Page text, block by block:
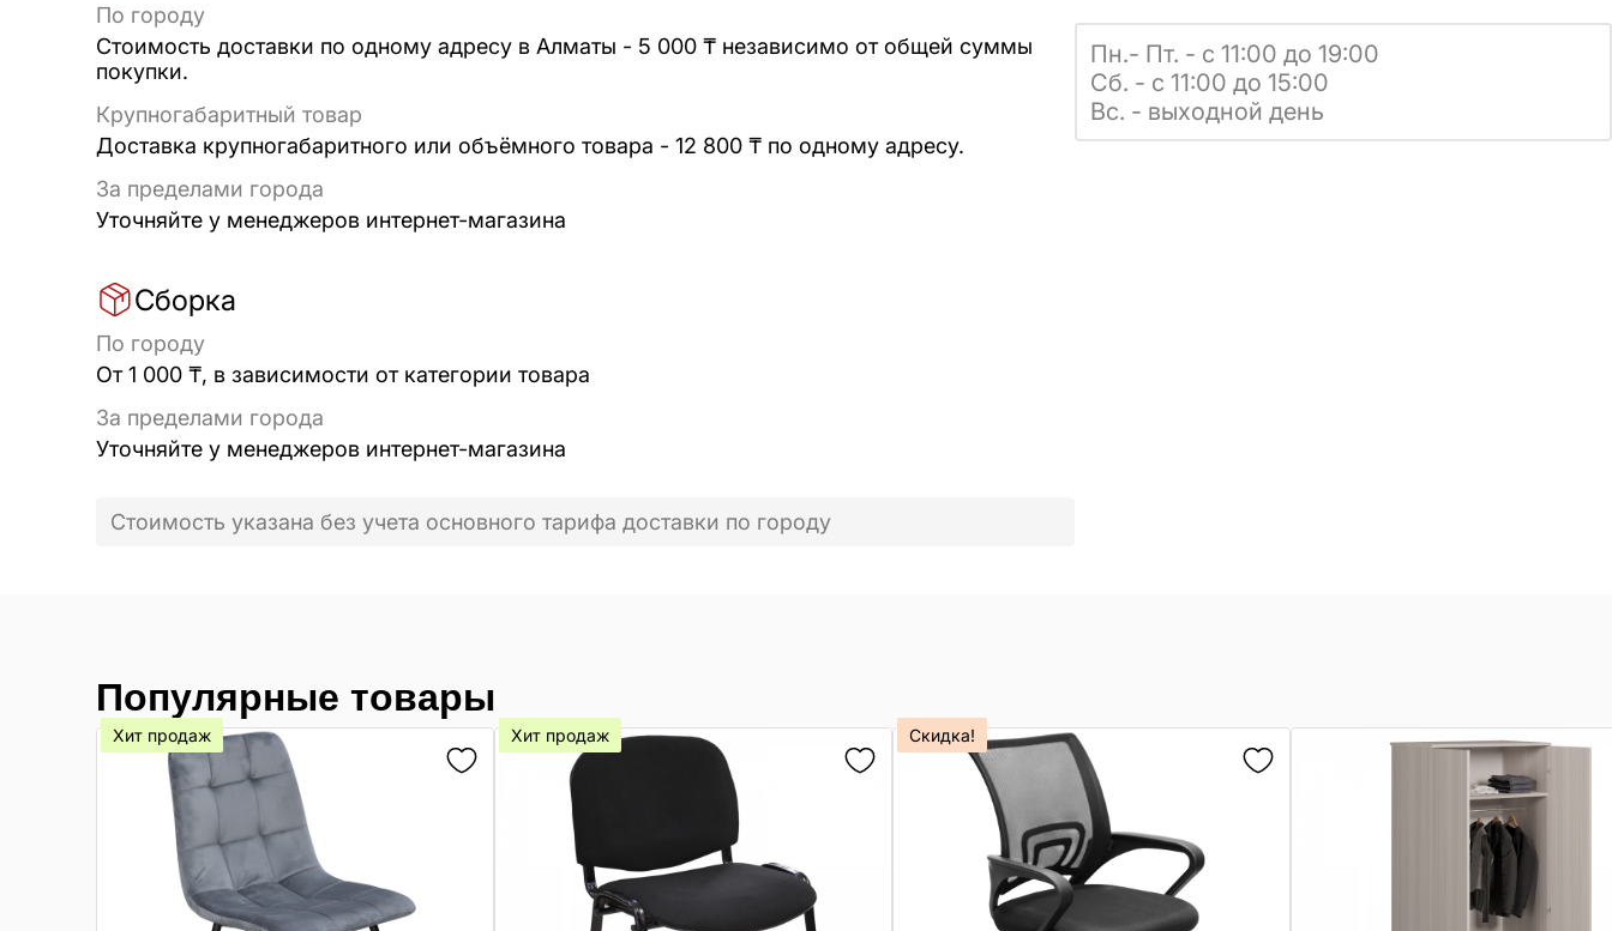
По городу
Стоимость доставки по одному адресу в Алматы - 5 000 ₸ независимо от общей суммы
покупки.
Крупногабаритный товар
Доставка крупногабаритного или объёмного товара - 12 800 ₸ по одному адресу.
За пределами города
Уточняйте у менеджеров интернет-магазина
Сборка
По городу
От 1 000 ₸, в зависимости от категории товара
За пределами города
Уточняйте у менеджеров интернет-магазина
Стоимость указана без учета основного тарифа доставки по городу
Пн.- Пт. - с 11:00 до 19:00
Сб. - с 11:00 до 15:00
Вс. - выходной день
Популярные товары
Хит продаж Хит продаж Скидка!